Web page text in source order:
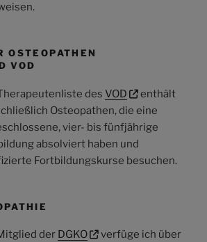
OSTEOPATHEN
VOD
des VOD
enthält
Osteopathen, die eine
vier- bis fünfjährige
absolviert haben und
Fortbildungskurse besuchen.
der DGKO
verfüge ich über